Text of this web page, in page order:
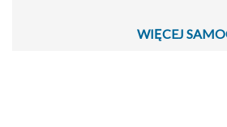
WIĘCEJ